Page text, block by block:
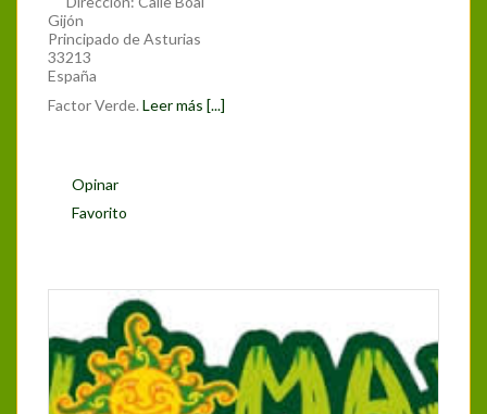
Gijón
Principado de Asturias
33213
España
Factor Verde. Leer más [...]
Opinar
Favorito